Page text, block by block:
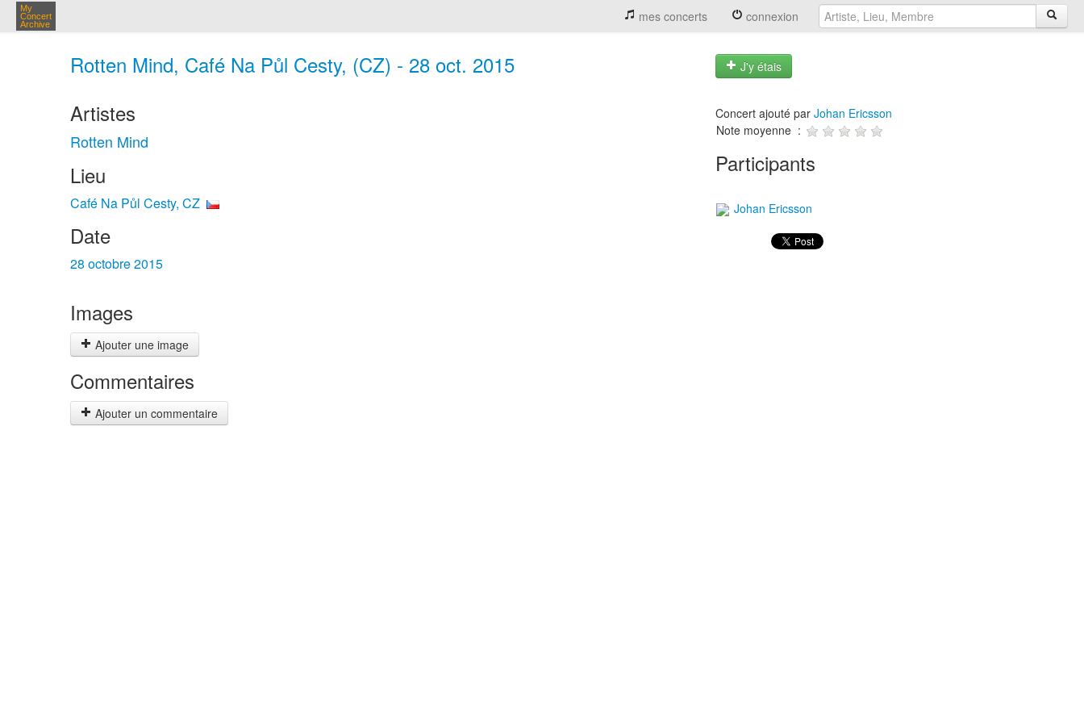
My
Concert
Archive
mes concerts connexion
Rotten Mind, Café Na Půl Cesty, (CZ) - 28 oct. 2015 J'y étais
Artistes
Rotten Mind
Lieu
Café Na Půl Cesty, CZ
Date
28 octobre 2015
Images
Ajouter une image
Commentaires
Ajouter un commentaire
Concert ajouté par Johan Ericsson
Note moyenne :
Participants
Johan Ericsson